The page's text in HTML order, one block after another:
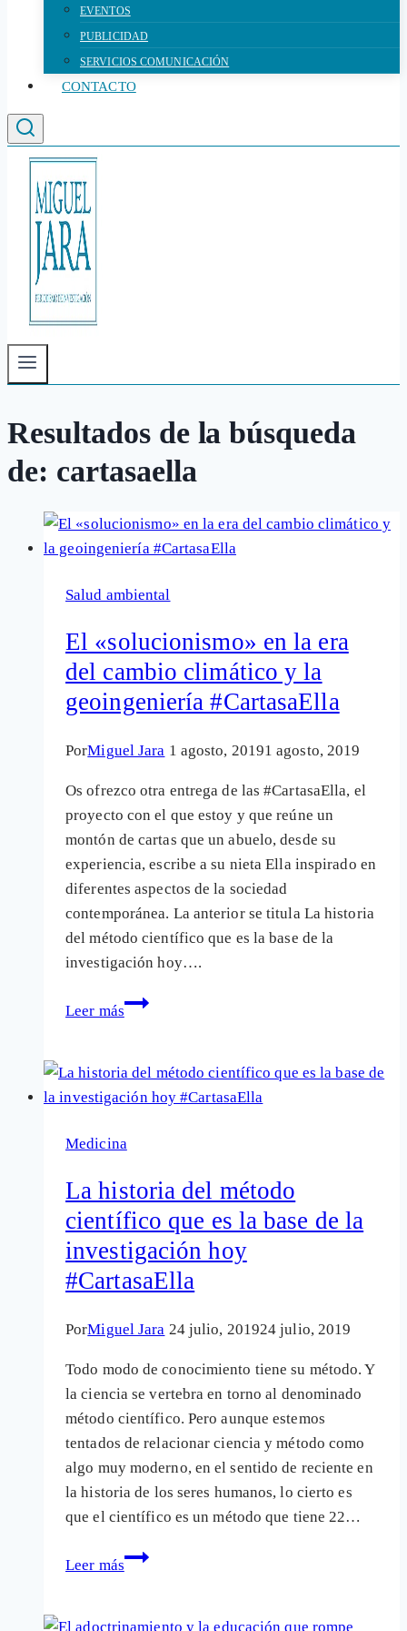
EVENTOS
PUBLICIDAD
SERVICIOS COMUNICACIÓN
CONTACTO
Resultados de la búsqueda
de: cartasaella
Salud ambiental
El «solucionismo» en la era
del cambio climático y la
geoingeniería #CartasaElla
PorMiguel Jara 1 agosto, 20191 agosto, 2019
Os ofrezco otra entrega de las #CartasaElla, el
proyecto con el que estoy y que reúne un
montón de cartas que un abuelo, desde su
experiencia, escribe a su nieta Ella inspirado en
diferentes aspectos de la sociedad
contemporánea. La anterior se titula La historia
del método científico que es la base de la
investigación hoy….
Leer más
El
la
era
cambio
y
la
geoingeniería
#CartasaElla
Medicina
La historia del método
científico que es la base de la
investigación hoy
#CartasaElla
PorMiguel Jara 24 julio, 201924 julio, 2019
Todo modo de conocimiento tiene su método. Y
la ciencia se vertebra en torno al denominado
método científico. Pero aunque estemos
tentados de relacionar ciencia y método como
algo muy moderno, en el sentido de reciente en
la historia de los seres humanos, lo cierto es
que el científico es un método que tiene 22…
Leer más
La